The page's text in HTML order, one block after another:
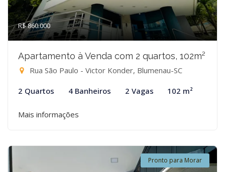
R$ 860.000
Apartamento à Venda com 2 quartos, 102m²
Rua São Paulo - Victor Konder, Blumenau-SC
2 Quartos 4 Banheiros 2 Vagas 102 m²
Mais informações
Pronto para Morar